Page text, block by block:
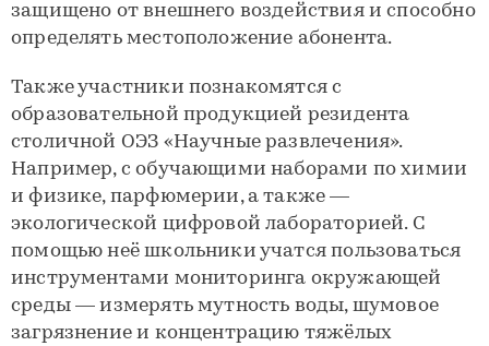
защищено от внешнего воздействия и способно
определять местоположение абонента.
Также участники познакомятся с
образовательной продукцией резидента
столичной ОЭЗ «Научные развлечения».
Например, с обучающими наборами по химии
и физике, парфюмерии, а также —
экологической цифровой лабораторией. С
помощью неё школьники учатся пользоваться
инструментами мониторинга окружающей
среды — измерять мутность воды, шумовое
загрязнение и концентрацию тяжёлых